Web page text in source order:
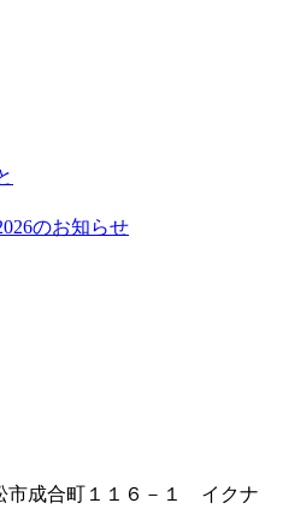
のお知らせ
成合町１１６－１ イクナ